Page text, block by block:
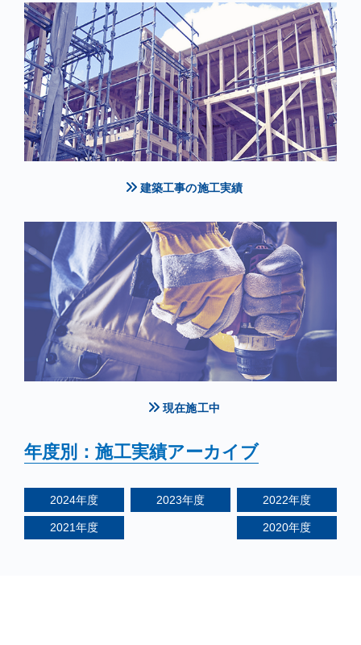
建築工事の施工実績
現在施工中
年度別：施工実績アーカイブ
2024年度 2023年度 2022年度
2021年度 2020年度